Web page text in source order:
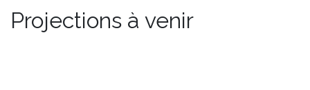
Projections à venir